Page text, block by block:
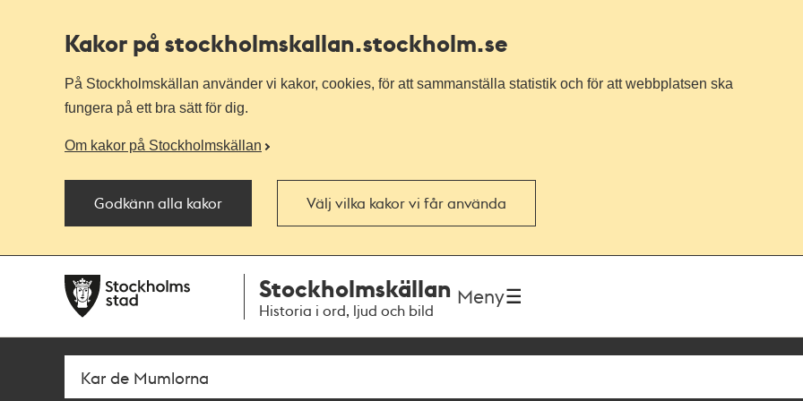
Kakor på stockholmskallan.stockholm.se
På Stockholmskällan använder vi kakor, cookies, för att sammanställa statistik och för att webbplatsen ska
fungera på ett bra sätt för dig.
Om kakor på Stockholmskällan
Godkänn alla kakor Välj vilka kakor vi får använda
navigationen
huvudinnehållet
Stockholmskällan
Historia i ord, ljud och bild
Meny
Sök